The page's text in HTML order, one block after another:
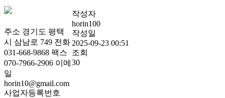
작성자
horin100
작성일
2025-09-23 00:51
조회
30
주소 경기도 평택
시 삼남로 749 전화
031-668-9868 팩스
070-7966-2906 이메
일
horin10@gmail.com
사업자등록번호